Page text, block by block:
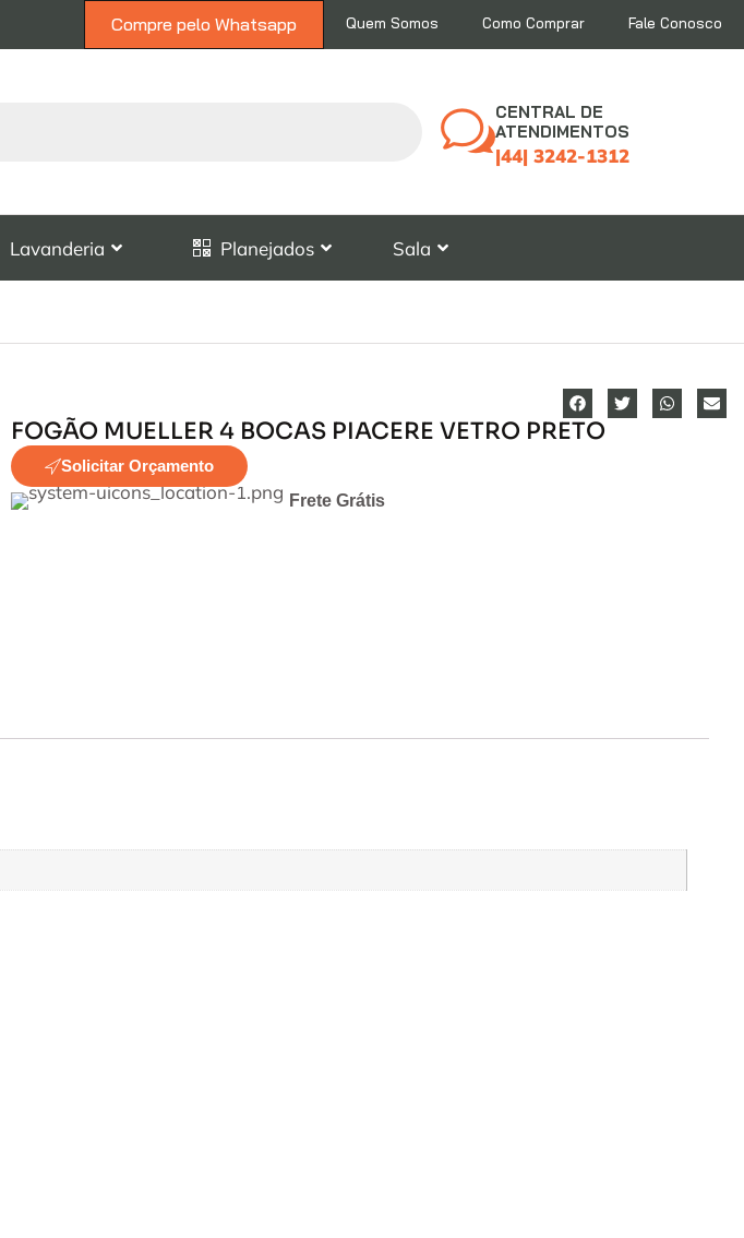
Quem Somos Como Comprar Fale Conosco
Compre pelo Whatsapp
CENTRAL DE
ATENDIMENTOS
|44| 3242-1312
Lavanderia Planejados Sala
FOGÃO MUELLER 4 BOCAS PIACERE VETRO PRETO
Solicitar Orçamento
Frete Grátis